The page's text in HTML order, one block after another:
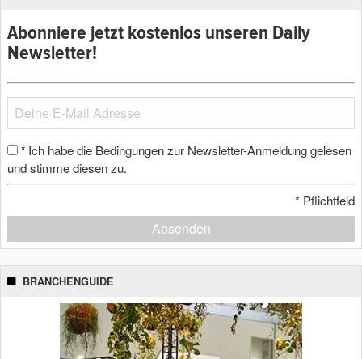
Abonniere jetzt kostenlos unseren Daily
Newsletter!
* Ich habe die Bedingungen zur Newsletter-Anmeldung gelesen
und stimme diesen zu.
* Pflichtfeld
Absenden
BRANCHENGUIDE